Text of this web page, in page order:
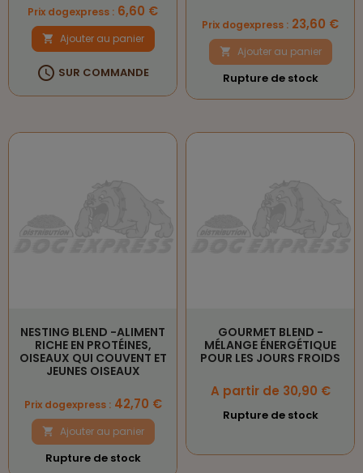
Prix
Prix dogexpress : 6,60 €
 Ajouter au panier
 SUR COMMANDE
Prix
Prix dogexpress : 23,60 €
 Ajouter au panier
Rupture de stock
NESTING BLEND -ALIMENT
RICHE EN PROTÉINES,
OISEAUX QUI COUVENT ET
JEUNES OISEAUX
Prix
Prix dogexpress :42,70 €
 Ajouter au panier
Rupture de stock
GOURMET BLEND -
MÉLANGE ÉNERGÉTIQUE
POUR LES JOURS FROIDS
Prix
A partir de 30,90 €
Rupture de stock